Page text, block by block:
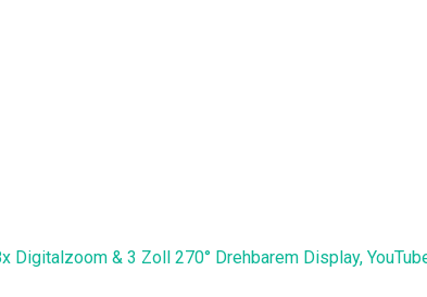
Digitalzoom & 3 Zoll 270° Drehbarem Display,